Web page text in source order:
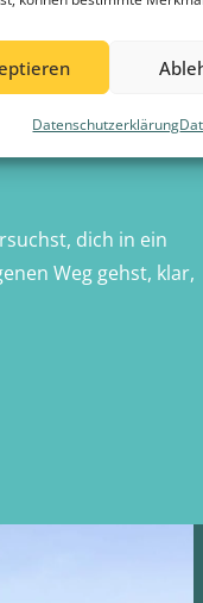
Datenschutzerklärung
du dein
Stärken
dich in ein
Weg gehst, klar,